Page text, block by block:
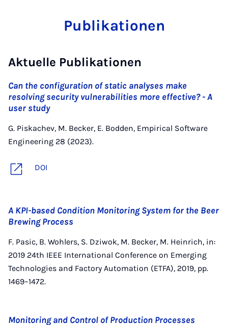
Publikationen
Aktuelle Publikationen
Can the configuration of static analyses make
resolving security vulnerabilities more effective? - A
user study
G. Piskachev, M. Becker, E. Bodden, Empirical Software
Engineering 28 (2023).
DOI
A KPI-based Condition Monitoring System for the Beer
Brewing Process
F. Pasic, B. Wohlers, S. Dziwok, M. Becker, M. Heinrich, in:
2019 24th IEEE International Conference on Emerging
Technologies and Factory Automation (ETFA), 2019, pp.
1469–1472.
Monitoring and Control of Production Processes